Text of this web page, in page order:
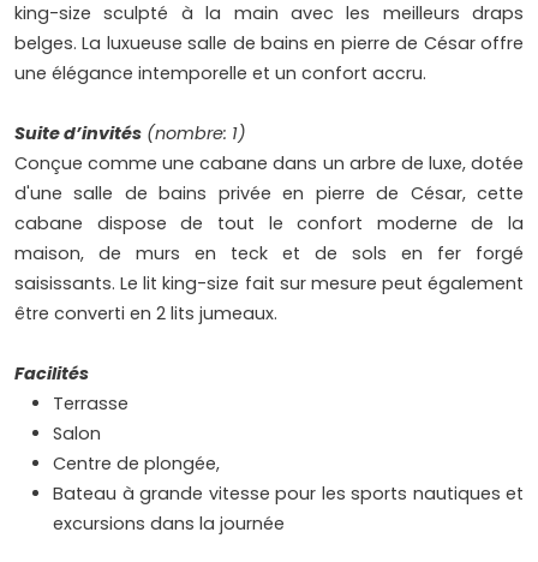
king-size sculpté à la main avec les meilleurs draps
belges. La luxueuse salle de bains en pierre de César offre
une élégance intemporelle et un confort accru.
Suite d’invités (nombre: 1)
Conçue comme une cabane dans un arbre de luxe, dotée
d'une salle de bains privée en pierre de César, cette
cabane dispose de tout le confort moderne de la
maison, de murs en teck et de sols en fer forgé
saisissants. Le lit king-size fait sur mesure peut également
être converti en 2 lits jumeaux.
Facilités
Terrasse
Salon
Centre de plongée,
Bateau à grande vitesse pour les sports nautiques et
excursions dans la journée